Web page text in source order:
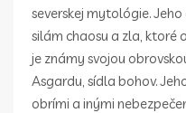
severskej mytológie.
silám chaosu a zla, ktoré
je známy svojou
Asgardu, sídla bohov.
obrími a inými